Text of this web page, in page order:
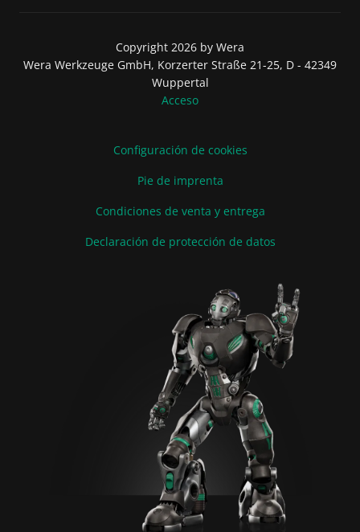
Copyright 2026 by Wera
Wera Werkzeuge GmbH, Korzerter Straße 21-25, D - 42349
Wuppertal
Acceso
Configuración de cookies
Pie de imprenta
Condiciones de venta y entrega
Declaración de protección de datos